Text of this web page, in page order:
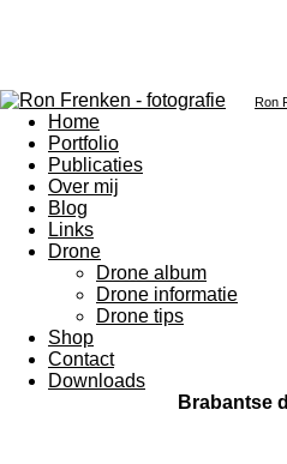
Ron
Home
Portfolio
Publicaties
Over mij
Blog
Links
Drone
Drone album
Drone informatie
Drone tips
Shop
Contact
Downloads
Brabantse